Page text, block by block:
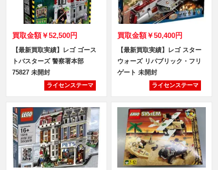
買取金額￥52,500円
【最新買取実績】レゴ ゴース
トバスターズ 警察署本部
75827 未開封
ライセンステーマ
買取金額￥50,400円
【最新買取実績】レゴ スター
ウォーズ リパブリック・フリ
ゲート 未開封
ライセンステーマ